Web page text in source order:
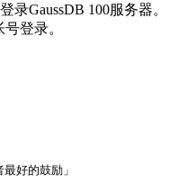
录GaussDB 100服务器。
号登录。
好的鼓励」